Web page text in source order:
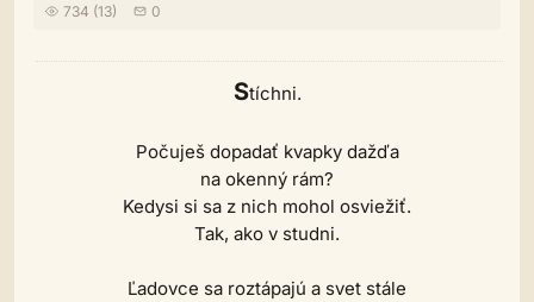
734 (13)
0
Stíchni.
Počuješ dopadať kvapky dažďa
na okenný rám?
Kedysi si sa z nich mohol osviežiť.
Tak, ako v studni.
Ľadovce sa roztápajú a svet stále